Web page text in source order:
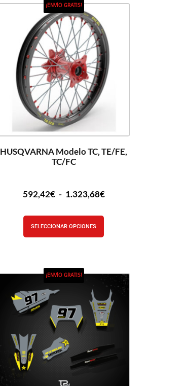
¡ENVÍO GRATIS!
HUSQVARNA Modelo TC, TE/FE,
TC/FC
592,42€ - 1.323,68€
SELECCIONAR OPCIONES
¡ENVÍO GRATIS!